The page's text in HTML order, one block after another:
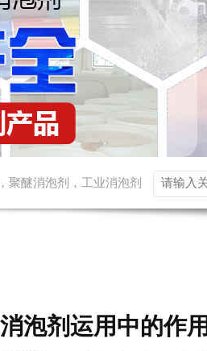
， 聚醚消泡剂 ， 工业消泡剂
泡剂运用中的作用